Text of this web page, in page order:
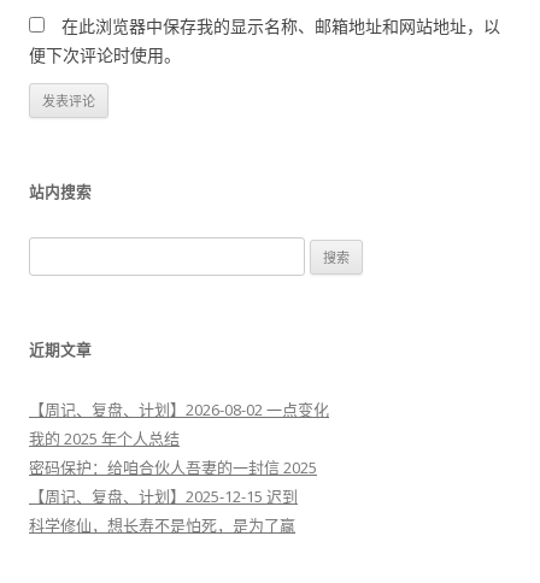
在此浏览器中保存我的显示名称、邮箱地址和网站地址，以
便下次评论时使用。
站内搜索
索
近期文章
【周记、复盘、计划】2026-08-02 一点变化
我的 2025 年个人总结
密码保护：给咱合伙人吾妻的一封信 2025
【周记、复盘、计划】2025-12-15 迟到
科学修仙，想长寿不是怕死，是为了赢